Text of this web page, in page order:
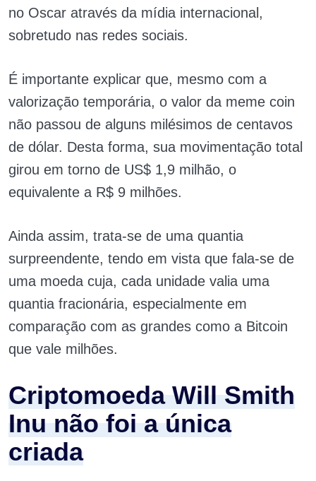
no Oscar através da mídia internacional,
sobretudo nas redes sociais.
É importante explicar que, mesmo com a
valorização temporária, o valor da meme coin
não passou de alguns milésimos de centavos
de dólar. Desta forma, sua movimentação total
girou em torno de US$ 1,9 milhão, o
equivalente a R$ 9 milhões.
Ainda assim, trata-se de uma quantia
surpreendente, tendo em vista que fala-se de
uma moeda cuja, cada unidade valia uma
quantia fracionária, especialmente em
comparação com as grandes como a Bitcoin
que vale milhões.
Criptomoeda Will Smith
Inu não foi a única
criada